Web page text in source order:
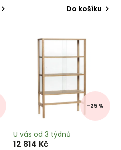
Do košíku
–25 %
U vás od 3 týdnů
12 814 Kč